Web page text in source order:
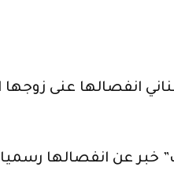
انفصالها عنى
خبر عن انفصالها